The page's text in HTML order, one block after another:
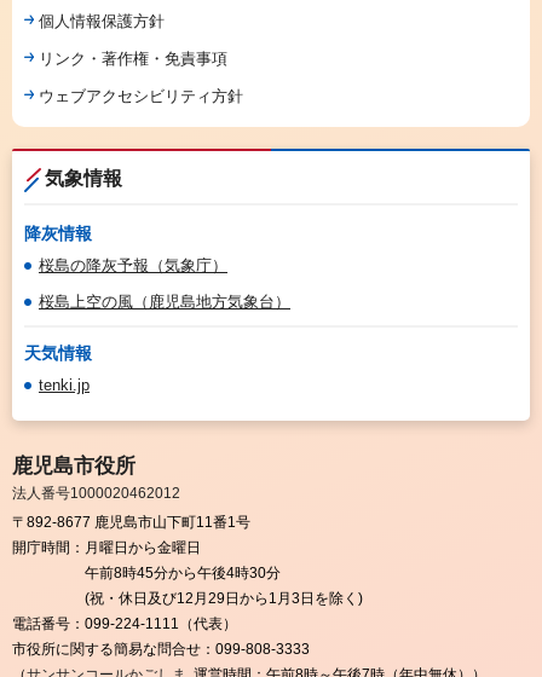
個人情報保護方針
リンク・著作権・免責事項
ウェブアクセシビリティ方針
気象情報
降灰情報
桜島の降灰予報（気象庁）
桜島上空の風（鹿児島地方気象台）
天気情報
tenki.jp
鹿児島市役所
法人番号1000020462012
〒892-8677 鹿児島市山下町11番1号
開庁時間： 月曜日から金曜日
午前8時45分から午後4時30分
(祝・休日及び12月29日から1月3日を除く)
電話番号： 099-224-1111（代表）
市役所に関する簡易な問合せ： 099-808-3333